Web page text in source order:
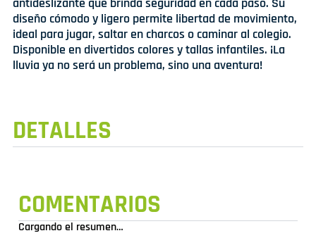
antideslizante que brinda seguridad en cada paso. Su
diseño cómodo y ligero permite libertad de movimiento,
ideal para jugar, saltar en charcos o caminar al colegio.
Disponible en divertidos colores y tallas infantiles. ¡La
lluvia ya no será un problema, sino una aventura!
DETALLES
COMENTARIOS
Cargando el resumen…